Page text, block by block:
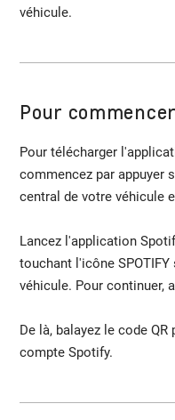
véhicule.
Pour commencer
Pour télécharger
commencez par appuyer
central de votre véhicule
Lancez l'application
touchant l'icône
véhicule. Pour continuer,
De là, balayez le code
compte Spotify.